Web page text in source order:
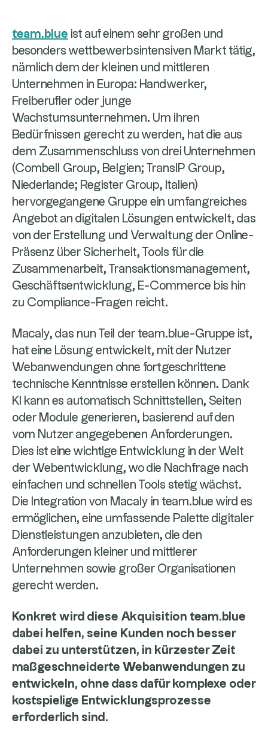
team.blue ist auf einem sehr großen und
besonders wettbewerbsintensiven Markt tätig,
nämlich dem der kleinen und mittleren
Unternehmen in Europa: Handwerker,
Freiberufler oder junge
Wachstumsunternehmen. Um ihren
Bedürfnissen gerecht zu werden, hat die aus
dem Zusammenschluss von drei Unternehmen
(Combell Group, Belgien; TransIP Group,
Niederlande; Register Group, Italien)
hervorgegangene Gruppe ein umfangreiches
Angebot an digitalen Lösungen entwickelt, das
von der Erstellung und Verwaltung der Online-
Präsenz über Sicherheit, Tools für die
Zusammenarbeit, Transaktionsmanagement,
Geschäftsentwicklung, E-Commerce bis hin
zu Compliance-Fragen reicht.
Macaly, das nun Teil der team.blue-Gruppe ist,
hat eine Lösung entwickelt, mit der Nutzer
Webanwendungen ohne fortgeschrittene
technische Kenntnisse erstellen können. Dank
KI kann es automatisch Schnittstellen, Seiten
oder Module generieren, basierend auf den
vom Nutzer angegebenen Anforderungen.
Dies ist eine wichtige Entwicklung in der Welt
der Webentwicklung, wo die Nachfrage nach
einfachen und schnellen Tools stetig wächst.
Die Integration von Macaly in team.blue wird es
ermöglichen, eine umfassende Palette digitaler
Dienstleistungen anzubieten, die den
Anforderungen kleiner und mittlerer
Unternehmen sowie großer Organisationen
gerecht werden.
Konkret wird diese Akquisition team.blue
dabei helfen, seine Kunden noch besser
dabei zu unterstützen, in kürzester Zeit
maßgeschneiderte Webanwendungen zu
entwickeln, ohne dass dafür komplexe oder
kostspielige Entwicklungsprozesse
erforderlich sind.